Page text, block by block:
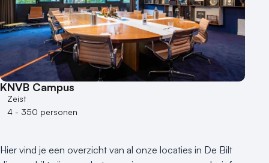
KNVB Campus
Zeist
4 - 350 personen
Hier vind je een overzicht van al onze locaties in De Bilt